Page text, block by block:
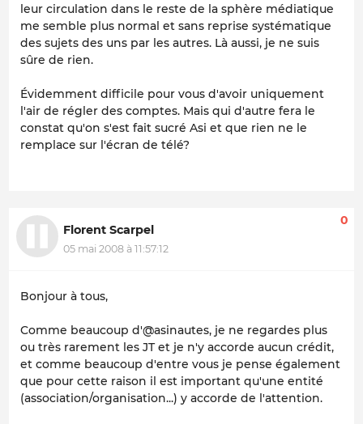
leur circulation dans le reste de la sphère médiatique
me semble plus normal et sans reprise systématique
des sujets des uns par les autres. Là aussi, je ne suis
sûre de rien.
Évidemment difficile pour vous d'avoir uniquement
l'air de régler des comptes. Mais qui d'autre fera le
constat qu'on s'est fait sucré Asi et que rien ne le
remplace sur l'écran de télé?
Florent Scarpel
05 mai 2008 à 11:57:12
0
Bonjour à tous,
Comme beaucoup d'@asinautes, je ne regardes plus
ou très rarement les JT et je n'y accorde aucun crédit,
et comme beaucoup d'entre vous je pense également
que pour cette raison il est important qu'une entité
(association/organisation...) y accorde de l'attention.